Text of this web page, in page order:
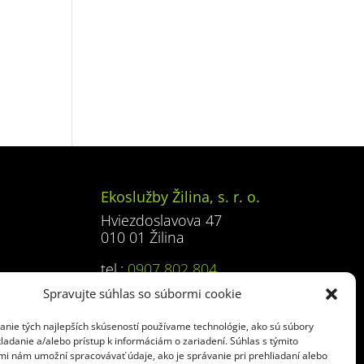
Spravujte súhlas so súbormi cookie
tých najlepších skúseností používame technológie, ako sú súbory
a/alebo prístup k informáciám o zariadení. Súhlas s týmito
nám umožní spracovávať údaje, ako je správanie pri prehliadaní alebo
Ekoslužby Žilina, s. r. o.
Hviezdoslavova 47
010 01 Žilina
tel.:0907 802 804
e-mail:
kontajnery@baulogic.sk